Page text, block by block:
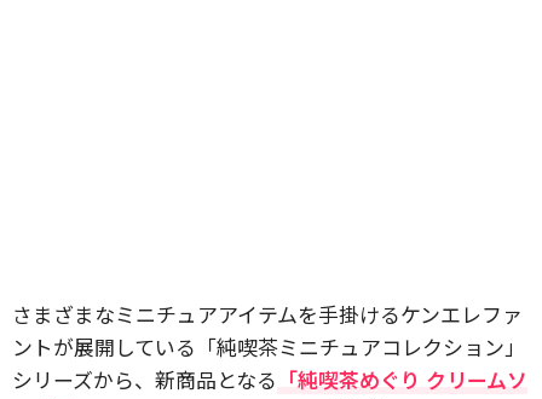
さまざまなミニチュアアイテムを手掛けるケンエレファ
ントが展開している「純喫茶ミニチュアコレクション」
シリーズから、新商品となる 「純喫茶めぐり クリームソ